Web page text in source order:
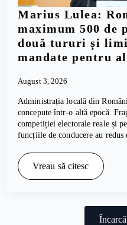
Marius Lulea:
maximum 500
două tururi și
mandate pentru
August 3, 2026
Administrația locală din
concepute într-o altă epocă.
competiției electorale reale și
funcțiile de conducere au
Vreau să citesc